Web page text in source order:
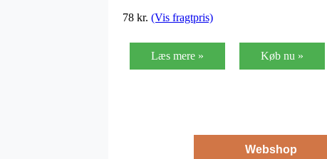
78 kr. (Vis fragtpris)
Læs mere » Køb nu »
Webshop